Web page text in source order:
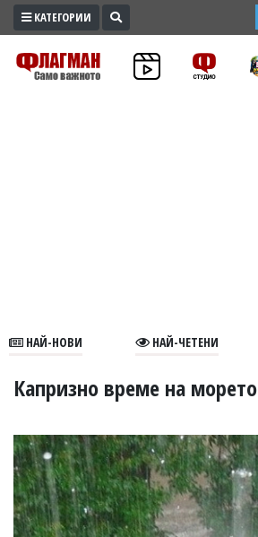
ПРОМО
ЗОНА
В
УКРАЙНА
СПОРТ
РАЗСЛЕДВАНЕ
БИЗНЕС
ЮГ
КАТЕГОРИИ
НАЙ-НОВИ НАЙ-ЧЕТЕНИ
Капризно време на морето